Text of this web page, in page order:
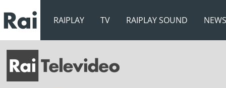
RAIPLAY TV RAIPLAY SOUND NEWS